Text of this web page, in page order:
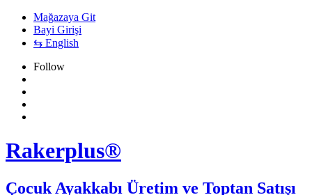
Mağazaya Git
Bayi Girişi
⇆ English
Follow
Rakerplus®
Çocuk Ayakkabı Üretim ve Toptan Satışı